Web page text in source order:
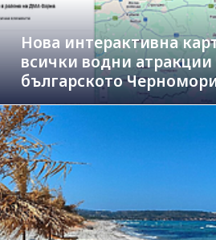
Нова интерактивна
всички водни
българското